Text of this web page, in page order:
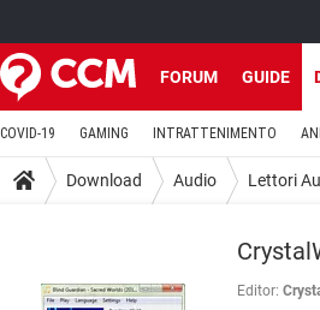
FORUM GUIDE
COVID-19 GAMING INTRATTENIMENTO
Download Audio Lettori
Editor: